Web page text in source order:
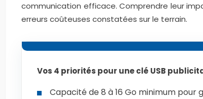
communication efficace. Comprendre leur
erreurs coûteuses constatées sur le terrain.
Vos 4 priorités pour une clé USB
Capacité de 8 à 16 Go minimum